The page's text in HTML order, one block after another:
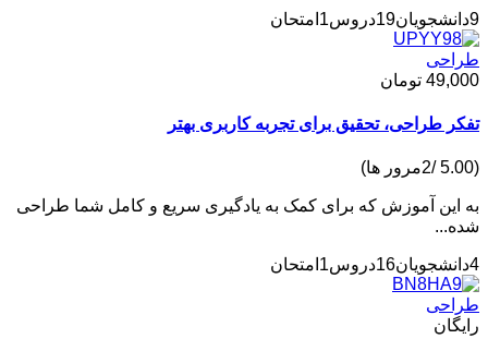
19دروس 1امتحان
تومان
طراحی، تحقیق برای تجربه کاربری بهتر
آموزش که برای کمک به یادگیری سریع و کامل شما طراحی
16دروس 1امتحان